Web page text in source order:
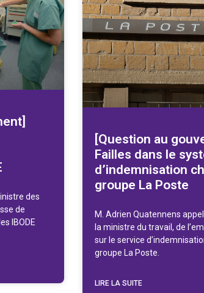
des
de
IBODE
[Question au
Failles dans le
d’indemnisation
groupe La Poste
M. Adrien Quatennens
la ministre du travail, de
sur le service
groupe La Poste.
LIRE LA SUITE